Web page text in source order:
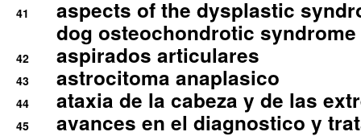
41
aspects of the dysplastic
dog osteochondrotic syndrome
42 aspirados articulares
43 astrocitoma anaplasico
44 ataxia de la cabeza y de las
45
avances en el diagnostico y